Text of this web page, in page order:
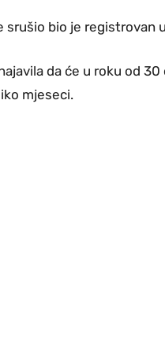
srušio bio je registrovan
da će u roku od
mjeseci.